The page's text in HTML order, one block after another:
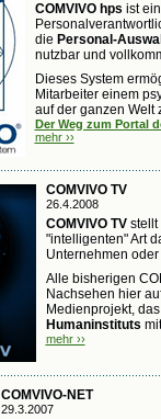
COMVIVO hps ist
die Personal-
nutzbar und
Dieses System
Mitarbeiter einem
auf der ganzen Welt
Der Weg zum Portal
mehr ››
COMVIVO TV
26.4.2008
COMVIVO TVstellt
"intelligenten" Art
Unternehmen
Alle bisherigen
Nachsehen hier
Medienprojekt,
Humaninstituts
mehr ››
COMVIVO-NET
29.3.2007